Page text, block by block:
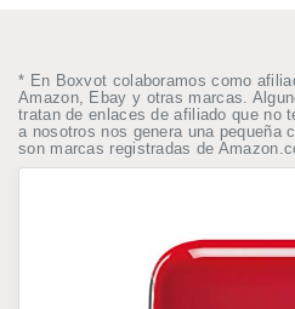
* En Boxvot colaboramos como
Amazon, Ebay y otras marcas.
tratan de enlaces de afiliado que no
a nosotros nos genera una pequeña
son marcas registradas de